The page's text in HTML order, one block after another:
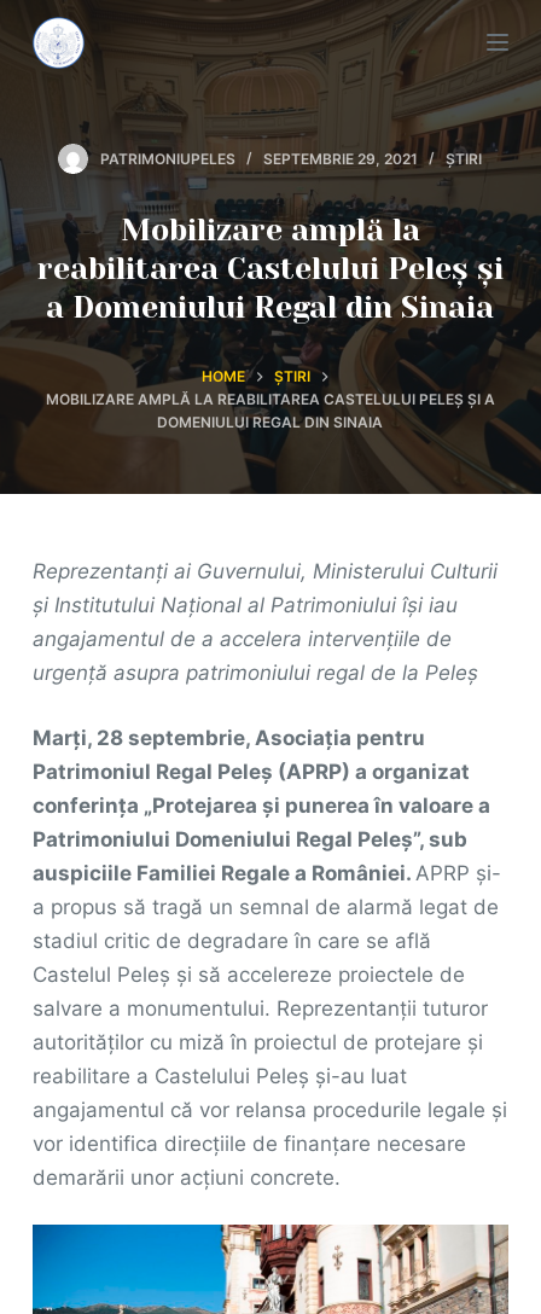
S
o
t
PATRIMONIUPELES SEPTEMBRIE 29, 2021 ȘTIRI
Mobilizare amplă la
reabilitarea Castelului Peleș și
a Domeniului Regal din Sinaia
HOME
ȘTIRI
MOBILIZARE AMPLĂ LA REABILITAREA CASTELULUI PELEȘ ȘI A
DOMENIULUI REGAL DIN SINAIA
Reprezentanți ai Guvernului, Ministerului Culturii
și Institutului Național al Patrimoniului își iau
angajamentul de a accelera intervențiile de
urgență asupra patrimoniului regal de la Peleș
Marți, 28 septembrie, Asociația pentru
Patrimoniul Regal Peleș (APRP) a organizat
conferința „Protejarea și punerea în valoare a
Patrimoniului Domeniului Regal Peleș”, sub
auspiciile Familiei Regale a României. APRP și-
a propus să tragă un semnal de alarmă legat de
stadiul critic de degradare în care se află
Castelul Peleș și să accelereze proiectele de
salvare a monumentului. Reprezentanții tuturor
autorităților cu miză în proiectul de protejare și
reabilitare a Castelului Peleș și-au luat
angajamentul că vor relansa procedurile legale și
vor identifica direcțiile de finanțare necesare
demarării unor acțiuni concrete.